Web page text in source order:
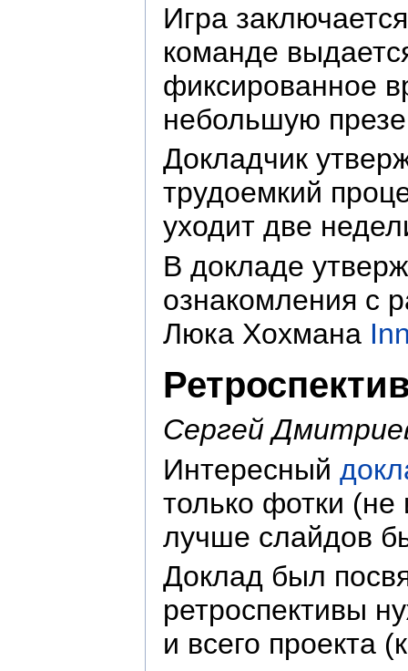
Игра
команде
фиксированное
небольшую
Докладчик
трудоемкий
уходит две
В докладе
ознакомления с
Люка Хохмана
Сергей
Интересный
только фотки
лучше слайдов
Доклад был
ретроспективы
и всего проекта